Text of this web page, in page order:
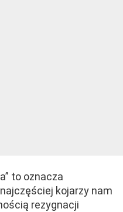
to oznacza
kojarzy nam
rezygnacji